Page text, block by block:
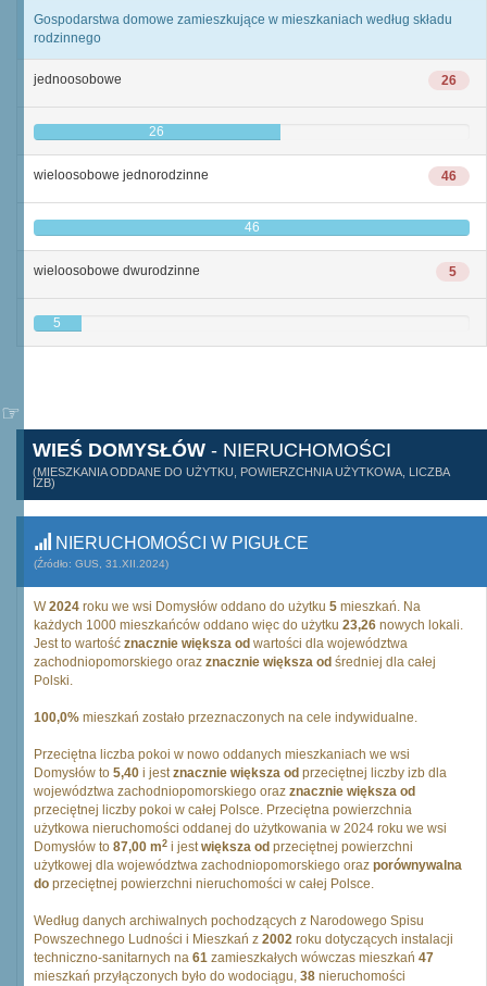
Gospodarstwa domowe zamieszkujące w mieszkaniach według składu
rodzinnego
26
jednoosobowe
26
46
wieloosobowe jednorodzinne
46
5
wieloosobowe dwurodzinne
5
WIEŚ DOMYSŁÓW - NIERUCHOMOŚCI
(MIESZKANIA ODDANE DO UŻYTKU, POWIERZCHNIA UŻYTKOWA, LICZBA
IZB)
NIERUCHOMOŚCI W PIGUŁCE
(Źródło: GUS, 31.XII.2024)
W2024 roku we wsi Domysłów oddano do użytku 5 mieszkań. Na
każdych 1000 mieszkańców oddano więc do użytku 23,26 nowych lokali.
Jest to wartość znacznie większa od wartości dla województwa
zachodniopomorskiego oraz znacznie większa od średniej dla całej
Polski.
100,0% mieszkań zostało przeznaczonych na cele indywidualne.
Przeciętna liczba pokoi w nowo oddanych mieszkaniach we wsi
Domysłów to 5,40 i jestznacznie większa od przeciętnej liczby izb dla
województwa zachodniopomorskiego oraz znacznie większa od
przeciętnej liczby pokoi w całej Polsce. Przeciętna powierzchnia
użytkowa nieruchomości oddanej do użytkowania w 2024 roku we wsi
Domysłów to 87,00 m2 i jestwiększa od przeciętnej powierzchni
użytkowej dla województwa zachodniopomorskiego oraz porównywalna
do przeciętnej powierzchni nieruchomości w całej Polsce.
Według danych archiwalnych pochodzących z Narodowego Spisu
Powszechnego Ludności i Mieszkań z 2002 roku dotyczących instalacji
techniczno-sanitarnych na 61 zamieszkałych wówczas mieszkań 47
mieszkań przyłączonych było do wodociągu, 38 nieruchomości